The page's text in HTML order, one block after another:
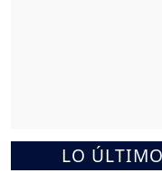
LO